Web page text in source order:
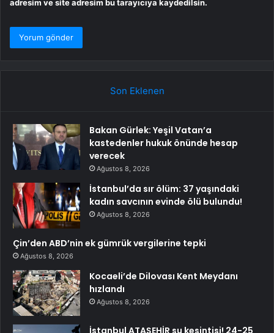
adresim ve site adresim bu tarayıcıya kaydedilsin.
Son Eklenen
Bakan Gürlek: Yeşil Vatan’a
kastedenler hukuk önünde hesap
verecek
Ağustos 8, 2026
İstanbul’da sır ölüm: 37 yaşındaki
kadın savcının evinde ölü bulundu!
Ağustos 8, 2026
Çin’den ABD’nin ek gümrük vergilerine tepki
Ağustos 8, 2026
Kocaeli’de Dilovası Kent Meydanı
hızlandı
Ağustos 8, 2026